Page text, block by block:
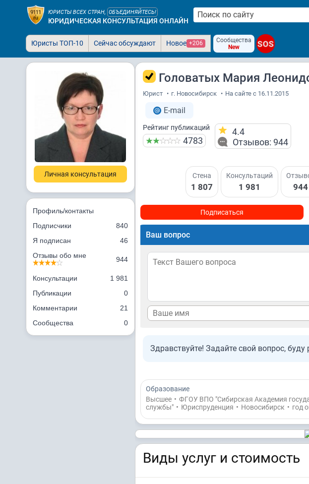
ЮРИСТЫ ВСЕХ СТРАН, ОБЪЕДИНЯЙТЕСЬ!
ЮРИДИЧЕСКАЯ КОНСУЛЬТАЦИЯ ОНЛАЙН
Юристы ТОП-10 Сейчас обсуждают Новое +206
Сообщества
New
SOS
Личная консультация
Профиль/контакты
Подписчики
840
Я подписан
46
Отзывы обо мне
944
Консультации
1 981
Публикации
0
Комментарии
21
Сообщества
0
Головатых Мария
Юрист • г. Новосибирск • На сайте с 16.11.2015
E-mail
Рейтинг публикаций
4783
4.4
Отзывов: 944
Стена
1 807
Консультаций
1 981 944
Подписаться
Ваш вопрос
Здравствуйте! Задайте свой вопрос,
Образование
Высшее • ФГОУ ВПО "Сибирская Академия
службы" • Юриспруденция • Новосибирск • год
Виды услуг и стоимость